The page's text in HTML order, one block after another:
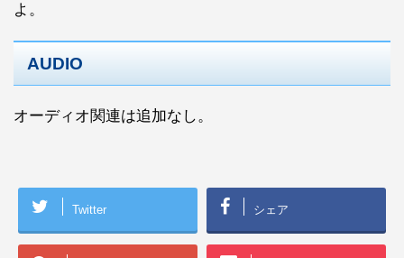
よ。
AUDIO
オーディオ関連は追加なし。
Twitter シェア